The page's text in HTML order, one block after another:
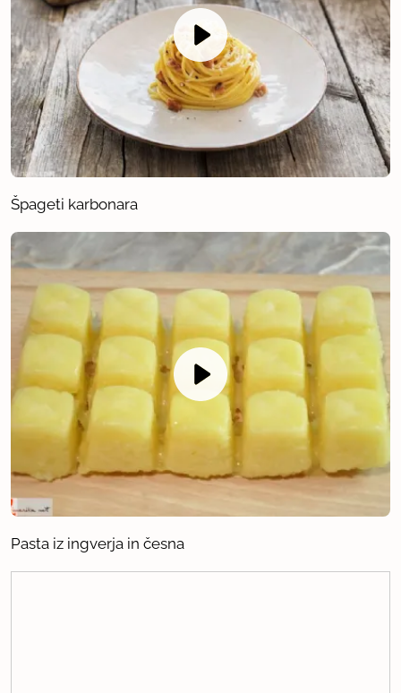
Špageti karbonara
Pasta iz ingverja in česna